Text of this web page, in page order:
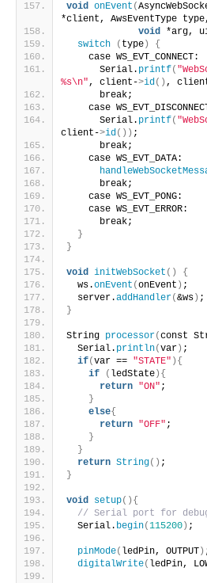
void onEvent (
*client, AwsEventType type,
void *arg,
switch
( type )
{
    case WS_EVT_CONNECT:
      Serial.
printf(
%s\n", client->id() ,
      break;
case
      Serial.
printf(
client->id()) ;
      break;
    case WS_EVT_DATA:
      break;
    case WS_EVT_PONG:
    case WS_EVT_ERROR:
      break;
}
}
void initWebSocket ()
{
  ws.
onEvent (onEvent ) ;
  server.
addHandler(&ws ) ;
}
String processor(const
  Serial.
println(var ) ;
if(var == "STATE" ){
if
( ledState ){
return "ON" ;
}
else{
return "OFF" ;
}
}
return String() ;
}
void setup(){
// Serial port for
  Serial.
begin(115200 ) ;
pinMode( ledPin, OUTPUT )
digitalWrite( ledPin,